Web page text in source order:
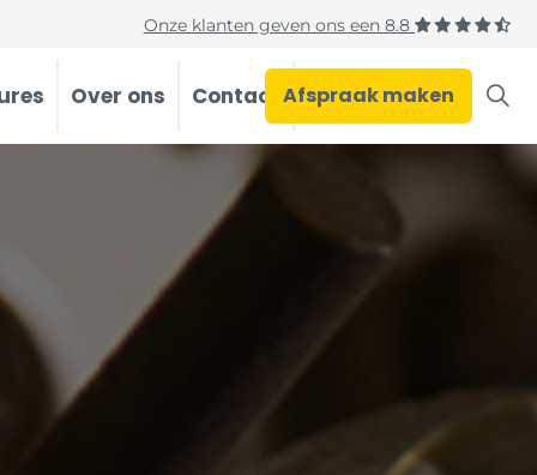
Onze klanten geven ons een8.8
Over ons Contact Occasions
Afspraak maken